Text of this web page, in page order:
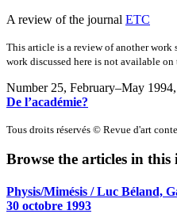
A review of the journal ETC
This article is a review of another work
work discussed here is not available on
Number 25, February–May 1994
De l’académie?
Tous droits réservés © Revue d'art
Browse the articles in this
Physis/Mimésis / Luc Béland,
30 octobre 1993